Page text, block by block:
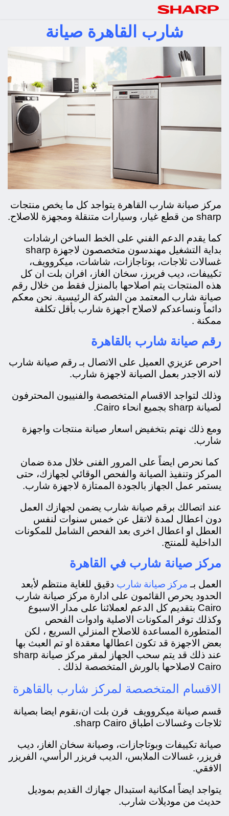
شارب القاهرة صيانة
مركز صيانة شارب القاهرة يتواجد كل ما يخص منتجات
sharp من قطع غيار، و
سيارات متنقلة ومجهزة للاصلاح.
كما يقدم الدعم الفني على الخط الساخن ارشادات
بداية التشغيل مهندسون متخصصون لاجهزة sharp
غسالات ثلاجات، بوتاجازات، شاشات، ميكروويف،
تكييفات، ديب فريرز، سخان الغاز، افران بلت ان كل
هذه المنتجات يتم اصلاحها بالمنزل فقط من خلال رقم
صيانة شارب المعتمد من الشركة الرئيسية. نحن معكم
دائماً ونساعدكم لاصلاح اجهزة شارب بأقل تكلفة
ممكنة .
رقم صيانة شارب بالقاهرة
احرص عزيزي العميل على الاتصال بـ رقم صيانة شارب
لانه الاجدر بعمل الصيانة لاجهزة شارب.
وذلك لتواجد الاقسام المتخصصة والفنييون المحترفون
لصيانة sharp بجميع انحاء Cairo.
ومع ذلك نهتم بتخفيض اسعار صيانة منتجات واجهزة
شارب.
كما نحرص ايضاً على المرور الفنى خلال مدة ضمان
المركز وتنفيذ الصيانة والفحص الوقائي لجهازك، حتى
يستمر عمل الجهاز بالجودة الممتازة لاجهزة شارب.
عند اتصالك برقم صيانة شارب يضمن لجهازك العمل
دون اعطال لمدة لاتقل عن خمس سنوات لنفس
العطل او اعطال اخرى بعد الفحص الشامل للمكونات
الداخلية للمنتج.
مركز صيانة شارب في القاهرة
العمل بـ مركز صيانة شارب دقيق للغاية منتظم لأبعد
الحدود يحرص القائمون على ادارة مركز صيانة شارب
Cairo بتقديم كل الدعم لعملائنا على مدار الاسبوع
وكذلك توفر المكونات الاصلية وادوات الفحص
المتطورة المساعدة للاصلاح المنزلي السريع ، لكن
بعض الاجهزة قد تكون اعطالها معقدة او تم العبث بها
عند ذلك قد يتم سحب الجهاز لمقر مركز صيانة sharp
Cairo لاصلاحها بالورش المتخصصة لذلك .
الاقسام المتخصصة لمركز شارب بالقاهرة
قسم صيانة ميكروويف فرن بلت ان،نقوم ايضا بصيانة
ثلاجات وغسالات اطباق sharp Cairo.
صيانة تكييفات وبوتاجازات، وصيانة سخان الغاز، ديب
فريزر، غسالات الملابس، الديب فريزر الرأسي، الفريزر
الافقي.
يتواجد ايضاً امكانية استبدال جهازك القديم بموديل
حديث من موديلات شارب.
صيانة شارب رقم مركز الخدمة لصيانة اجهزة
شارب العربي